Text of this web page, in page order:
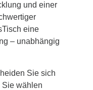
und einer
eine
– unabhängig
Sie sich
Sie wählen